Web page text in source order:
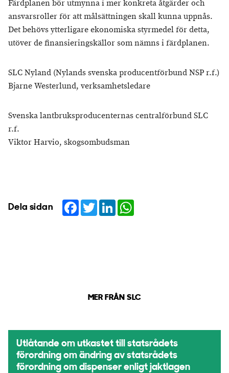
Färdplanen bör utmynna i mer konkreta åtgärder och
ansvarsroller för att målsättningen skall kunna uppnås.
Det behövs ytterligare ekonomiska styrmedel för detta,
utöver de finansieringskällor som nämns i färdplanen.
SLC Nyland (Nylands svenska producentförbund NSP r.f.)
Bjarne Westerlund, verksamhetsledare
Svenska lantbruksproducenternas centralförbund SLC
r.f.
Viktor Harvio, skogsombudsman
Dela sidan Facebook
TwitterLinkedIn
MER FRÅN SLC
Utlåtande om utkastet till statsrådets
förordning om ändring av statsrådets
förordning om dispenser enligt jaktlagen